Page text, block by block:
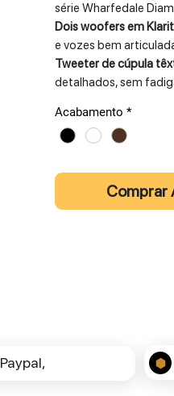
série Wharfedale
Dois woofers em
e vozes bem
Tweeter de cúpula
detalhados, sem
realismo e precisão
central da série
para assegurar uma
natural e precisa dos
12.Ci proporciona
definidos, enquanto
Acabamento *
Comprar
Paypal,